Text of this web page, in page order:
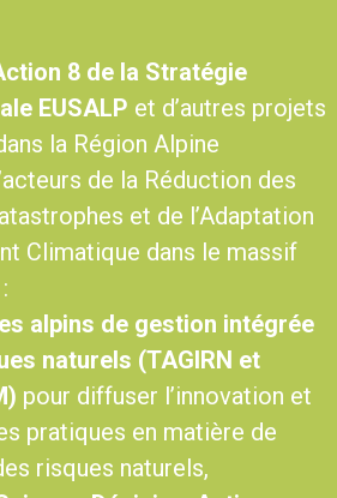
8 de la Stratégie
EUSALP et d’autres projets
la Région Alpine
de la Réduction des
et de l’Adaptation
Climatique dans le massif
alpins de gestion intégrée
naturels (TAGIRN et
pour diffuser l’innovation et
pratiques en matière de
risques naturels,